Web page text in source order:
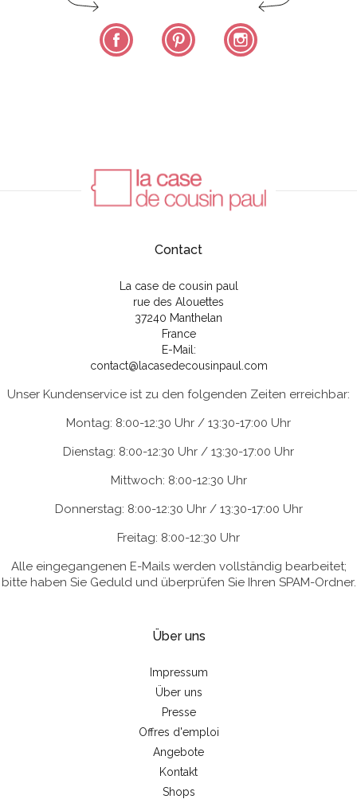
Facebook Pinterest
Contact
La case de cousin paul
rue des Alouettes
37240 Manthelan
France
E-Mail:
contact@lacasedecousinpaul.com
Unser Kundenservice ist zu den folgenden Zeiten erreichbar:
Montag: 8:00-12:30 Uhr / 13:30-17:00 Uhr
Dienstag: 8:00-12:30 Uhr / 13:30-17:00 Uhr
Mittwoch: 8:00-12:30 Uhr
Donnerstag: 8:00-12:30 Uhr / 13:30-17:00 Uhr
Freitag: 8:00-12:30 Uhr
Alle eingegangenen E-Mails werden vollständig bearbeitet;
bitte haben Sie Geduld und überprüfen Sie Ihren SPAM-Ordner.
Über uns
Impressum
Über uns
Presse
Offres d'emploi
Angebote
Kontakt
Shops